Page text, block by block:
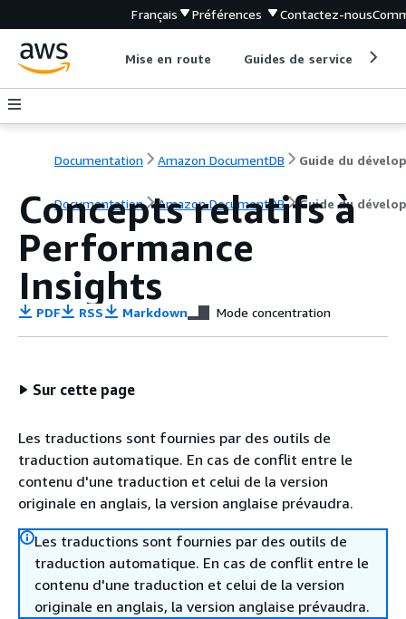
Français Préférences Contactez-nous
Mise en route Guides de service
Documentation Amazon DocumentDB
Documentation Amazon DocumentDB Guide du
Concepts relatifs à
Performance
Insights
PDF RSS Markdown Mode concentration
Sur cette page
Les traductions sont fournies par des outils de
traduction automatique. En cas de conflit entre le
contenu d'une traduction et celui de la version
originale en anglais, la version anglaise prévaudra.
Les traductions sont fournies par des outils de
traduction automatique. En cas de conflit entre le
contenu d'une traduction et celui de la version
originale en anglais, la version anglaise prévaudra.